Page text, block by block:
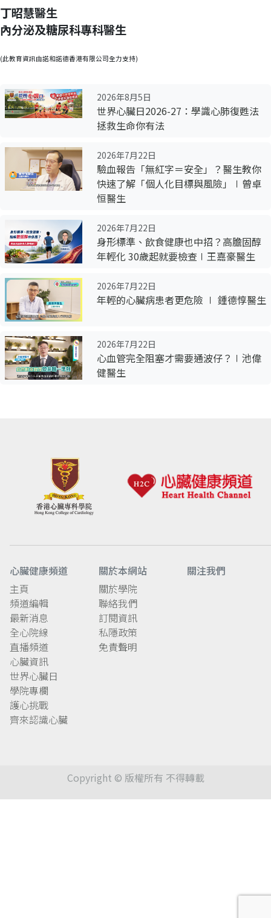
丁昭慧醫生
內分泌及糖尿科專科醫生
(此教育資訊由諾和諾德香港有限公司全力支持)
2026年8月5日
世界心臟日2026-27：學識心肺復甦法
拯救生命你有法
2026年7月22日
驗血報告「無紅字＝安全」？醫生教你
快速了解「個人化目標與風險」∣曾卓
恒醫生
2026年7月22日
身形標準、飲食健康也中招？高膽固醇
年輕化 30歲起就要檢查∣王嘉豪醫生
2026年7月22日
年輕的心臟病患者更危險 ∣ 鍾德惇醫生
2026年7月22日
心血管完全阻塞才需要通波仔？∣池偉
健醫生
心臟健康頻道
主頁
頻道編輯
最新消息
全心院線
直播頻道
心臟資訊
世界心臟日
學院專欄
護心挑戰
齊來認識心臟
關於本網站
關於學院
聯絡我們
訂閱資訊
私隱政策
免責聲明
關注我們
Copyright © 版權所有 不得轉載